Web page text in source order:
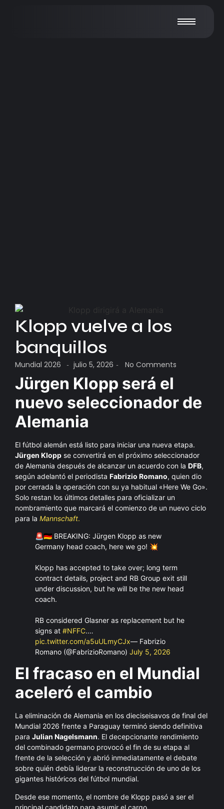
Klopp vuelve a los
banquillos
Mundial 2026 - julio 5, 2026 - No Comments
Jürgen Klopp será el
nuevo seleccionador de
Alemania
El fútbol alemán está listo para iniciar una nueva etapa.
Jürgen Klopp se convertirá en el próximo seleccionador
de Alemania después de alcanzar un acuerdo con la DFB,
según adelantó el periodista Fabrizio Romano, quien dio
por cerrada la operación con su ya habitual «Here We Go».
Solo restan los últimos detalles para oficializar un
nombramiento que marcará el comienzo de un nuevo ciclo
para la Mannschaft.
🚨🇩🇪 BREAKING: Jürgen Klopp as new
Germany head coach, here we go! 💥
Klopp has accepted to take over; long term
contract details, project and RB Group exit still
under discussion, but he will be the new head
coach.
RB considered Glasner as replacement but he
signs at #NFFC.…
pic.twitter.com/a5uULmyCJx— Fabrizio
Romano (@FabrizioRomano) July 5, 2026
El fracaso en el Mundial
aceleró el cambio
La eliminación de Alemania en los dieciseisavos de final del
Mundial 2026 frente a Paraguay terminó siendo definitiva
para Julian Nagelsmann. El decepcionante rendimiento
del combinado germano provocó el fin de su etapa al
frente de la selección y abrió inmediatamente el debate
sobre quién debía liderar la reconstrucción de uno de los
gigantes históricos del fútbol mundial.
Desde ese momento, el nombre de Klopp pasó a ser el
principal candidato para asumir el cargo.